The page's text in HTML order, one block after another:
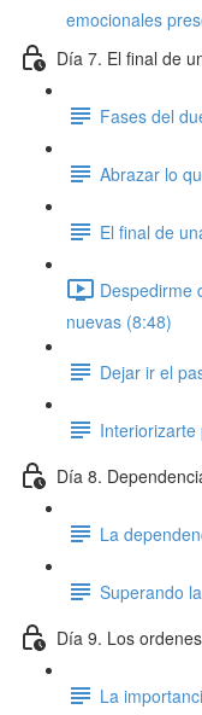
emocionales
Día 7. El final de
Fases del
Abrazar lo
El final de
Despedirme
nuevas (8:48)
Dejar ir el
Día 8.
La
Superando
Día 9. Los
La